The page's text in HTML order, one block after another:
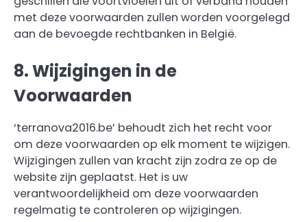
met deze voorwaarden zullen worden voorgelegd
aan de bevoegde rechtbanken in België.
8. Wijzigingen in de
Voorwaarden
‘terranova2016.be’ behoudt zich het recht voor
om deze voorwaarden op elk moment te wijzigen.
Wijzigingen zullen van kracht zijn zodra ze op de
website zijn geplaatst. Het is uw
verantwoordelijkheid om deze voorwaarden
regelmatig te controleren op wijzigingen.